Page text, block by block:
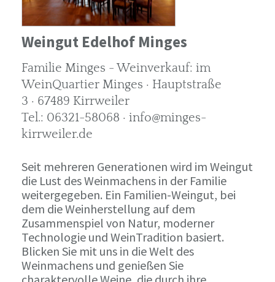
Weingut Edelhof Minges
Familie Minges - Weinverkauf: im
WeinQuartier Minges · Hauptstraße
3 · 67489 Kirrweiler
Tel.: 06321-58068 · info@minges-
kirrweiler.de
Seit mehreren Generationen wird im Weingut
die Lust des Weinmachens in der Familie
weitergegeben. Ein Familien-Weingut, bei
dem die Weinherstellung auf dem
Zusammenspiel von Natur, moderner
Technologie und WeinTradition basiert.
Blicken Sie mit uns in die Welt des
Weinmachens und genießen Sie